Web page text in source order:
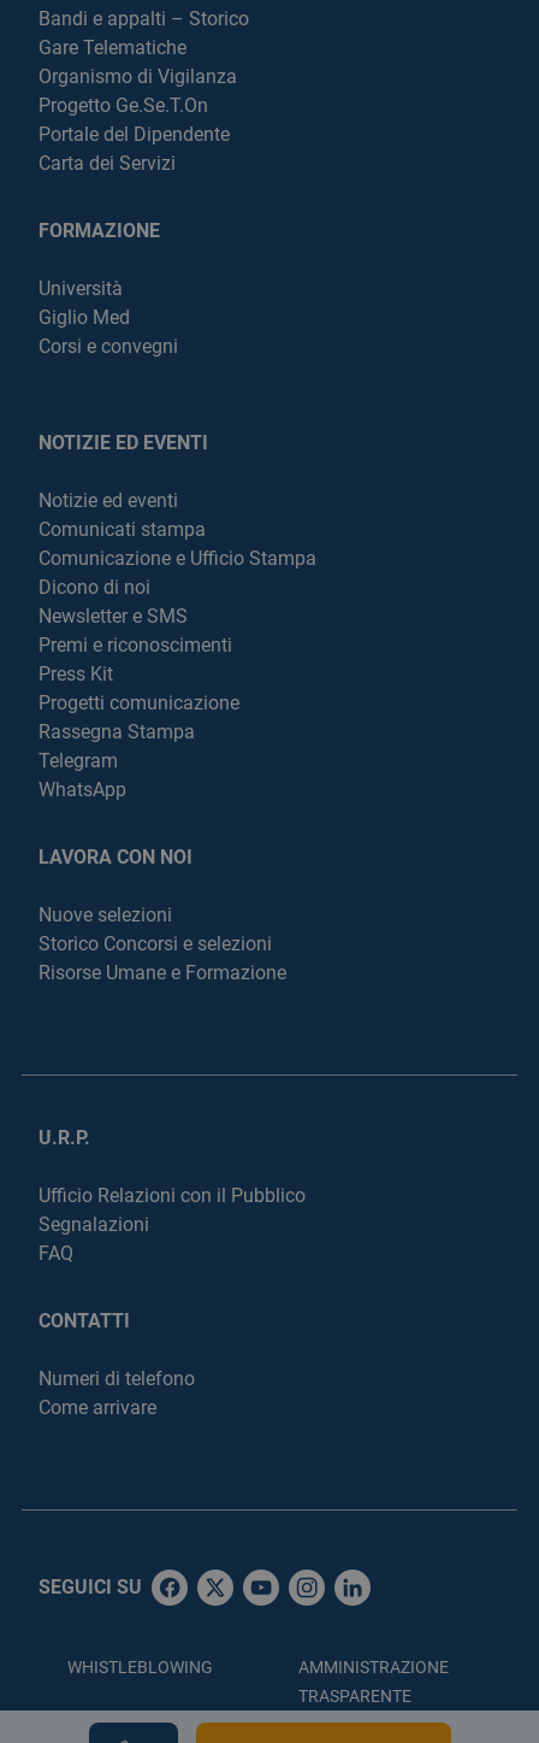
Bandi e appalti – Storico
Gare Telematiche
Organismo di Vigilanza
Progetto Ge.Se.T.On
Portale del Dipendente
Carta dei Servizi
FORMAZIONE
Università
Giglio Med
Corsi e convegni
NOTIZIE ED EVENTI
Notizie ed eventi
Comunicati stampa
Comunicazione e Ufficio Stampa
Dicono di noi
Newsletter e SMS
Premi e riconoscimenti
Press Kit
Progetti comunicazione
Rassegna Stampa
Telegram
WhatsApp
LAVORA CON NOI
Nuove selezioni
Storico Concorsi e selezioni
Risorse Umane e Formazione
U.R.P.
Ufficio Relazioni con il Pubblico
Segnalazioni
FAQ
CONTATTI
Numeri di telefono
Come arrivare
SEGUICI SU
WHISTLEBLOWING
AMMINISTRAZIONE
TRASPARENTE
ACCESSIBILITÀ